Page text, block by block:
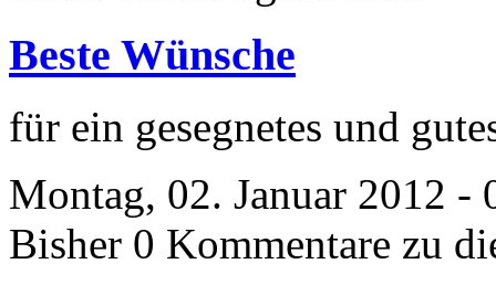
Beste Wünsche
für ein gesegnetes und
Montag, 02. Januar 2012 -
Bisher 0 Kommentare zu